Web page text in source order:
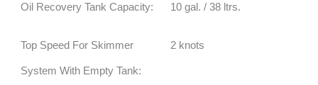
Oil Recovery Tank Capacity: 10 gal. / 38 ltrs.
Top Speed For Skimmer
System With Empty Tank:
2 knots